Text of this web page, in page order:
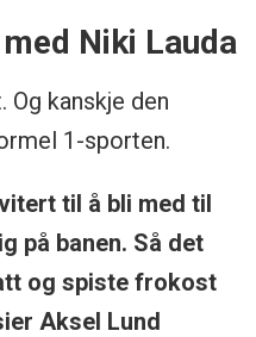
Niki Lauda
kanskje den
1-sporten.
til å bli med til
på banen. Så det
og spiste frokost
Aksel Lund